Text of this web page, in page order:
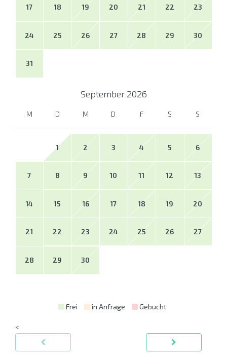
17 18 19 20 21 22 23
24 25 26 27 28 29 30
31
September 2026
M D M D F S S
1 2 3 4 5 6
7 8 9 10 11 12 13
14 15 16 17 18 19 20
21 22 23 24 25 26 27
28 29 30
Frei in Anfrage Gebucht
<